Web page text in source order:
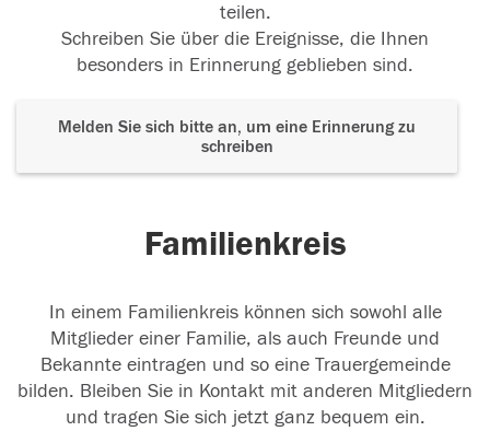
teilen.
Schreiben Sie über die Ereignisse, die Ihnen
besonders in Erinnerung geblieben sind.
Melden Sie sich bitte an, um eine Erinnerung zu
schreiben
Familienkreis
In einem Familienkreis können sich sowohl alle
Mitglieder einer Familie, als auch Freunde und
Bekannte eintragen und so eine Trauergemeinde
bilden. Bleiben Sie in Kontakt mit anderen Mitgliedern
und tragen Sie sich jetzt ganz bequem ein.